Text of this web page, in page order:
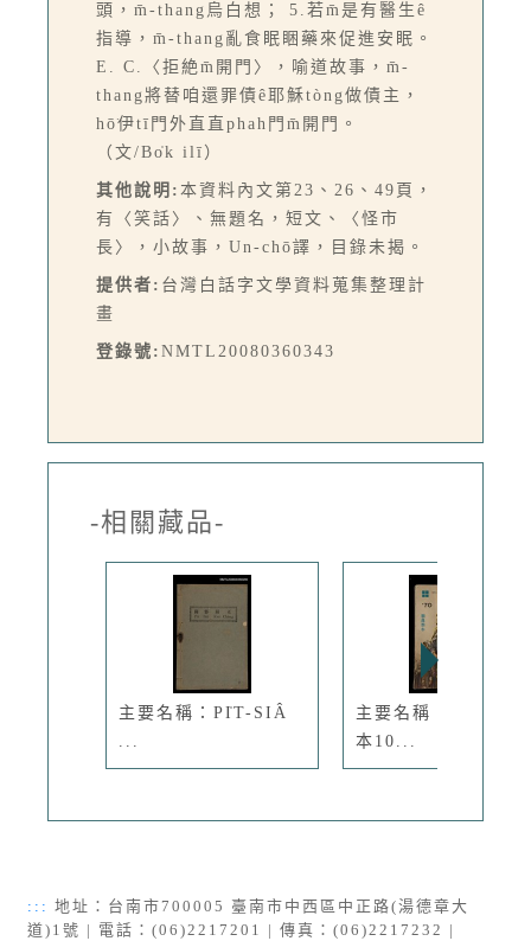
頭，m̄-thang烏白想； 5.若m̄是有醫生ê
指導，m̄-thang亂食眠睏藥來促進安眠。
E. C.〈拒絶m̄開門〉，喻道故事，m̄-
thang將替咱還罪債ê耶穌tòng做債主，
hō͘伊tī門外直直phah門m̄開門。
（文/Bo̍k ilī）
其他說明: 本資料內文第23、26、49頁，
有〈笑話〉、無題名，短文、〈怪市
長〉，小故事，Un-chō͘譯，目錄未揭。
提供者: 台灣白話字文學資料蒐集整理計
畫
登錄號: NMTL20080360343
-相關藏品-
主要名稱：PI̍T-SIÂ
...
主要名稱：’70教員
本10...
::: 地址：台南市700005 臺南市中西區中正路(湯德章大
道)1號 | 電話：(06)2217201 | 傳真：(06)2217232 |